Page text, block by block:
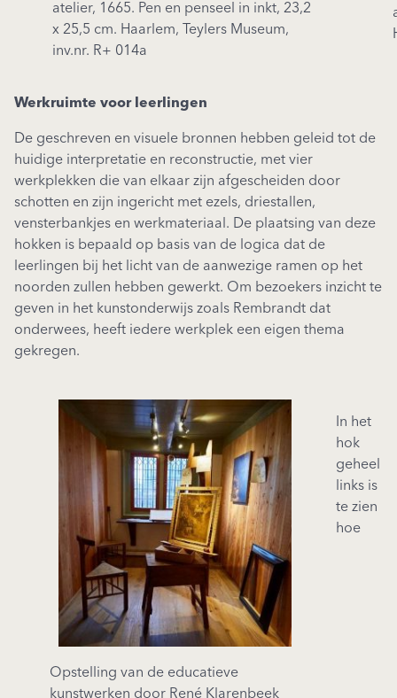
atelier, 1665. Pen en penseel in inkt, 23,2
x 25,5 cm. Haarlem, Teylers Museum,
inv.nr. R+ 014a
Werkruimte voor leerlingen
De geschreven en visuele bronnen hebben geleid tot de
huidige interpretatie en reconstructie, met vier
werkplekken die van elkaar zijn afgescheiden door
schotten en zijn ingericht met ezels, driestallen,
vensterbankjes en werkmateriaal. De plaatsing van deze
hokken is bepaald op basis van de logica dat de
leerlingen bij het licht van de aanwezige ramen op het
noorden zullen hebben gewerkt. Om bezoekers inzicht te
geven in het kunstonderwijs zoals Rembrandt dat
onderwees, heeft iedere werkplek een eigen thema
gekregen.
Opstelling van de educatieve
kunstwerken door René Klarenbeek
In het
hok
geheel
links is
te zien
hoe